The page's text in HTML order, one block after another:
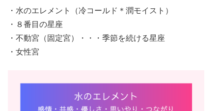
・水のエレメント（冷コールド＊潤モイスト）
・８番目の星座
・不動宮（固定宮）・・・季節を続ける星座
・女性宮